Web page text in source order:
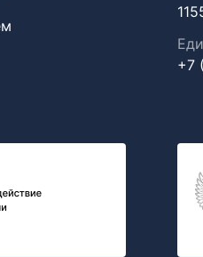
+7